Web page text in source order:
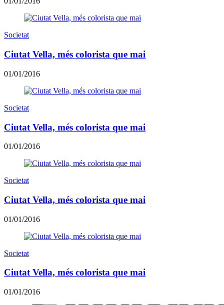
Societat
Ciutat Vella, més colorista que mai
01/01/2016
Societat
Ciutat Vella, més colorista que mai
01/01/2016
Societat
Ciutat Vella, més colorista que mai
01/01/2016
Societat
Ciutat Vella, més colorista que mai
01/01/2016